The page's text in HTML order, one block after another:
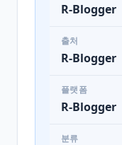
R-Blogger
출처
R-Blogger
플랫폼
R-Blogger
분류